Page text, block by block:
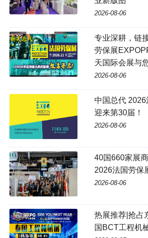
2026-08-06
专业深耕，链
劳保展
天国际会展与
2026-08-06
中国总代
迎来第30届！
2026-08-06
40国660家展
2026法国劳保
2026-08-06
热展推荐|抢占
国BCT工程机